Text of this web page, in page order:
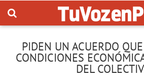
PIDEN UN ACUERDO
CONDICIONES
DEL